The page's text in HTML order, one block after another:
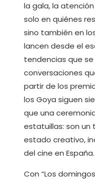
la gala, la
solo en quiénes
sino también en
lancen desde el
tendencias que
conversaciones
partir de los
los Goya siguen
que una
estatuillas: son
estado creativo,
del cine en España.
Con “Los